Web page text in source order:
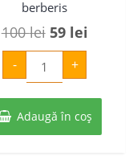
berberis
100lei Prețul
inițial
fost:
100 lei.
59 leiPrețul
59 lei.
-
Cantitate
Dracila
golden-
berberis
+
Adaugă în coș